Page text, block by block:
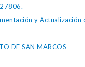
y Actualización
DE SAN MARCOS